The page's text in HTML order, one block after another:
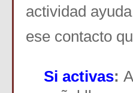
actividad
ese contacto
Si activas: